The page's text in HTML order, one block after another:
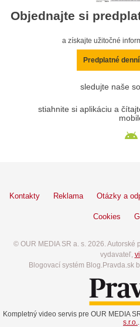
Objednajte si
a získajte užitočné
Predplatné
sledujte naše
stiahnite si aplikáciu a
Kontakty Reklama Otázky a
Cookies
© OUR MEDIA SR a. s. 2026. Autorské
vydavateľ,
Blogovací systém Blog.Pravda.sk
Kompletný video servis pre OUR MEDIA
s.r.o..